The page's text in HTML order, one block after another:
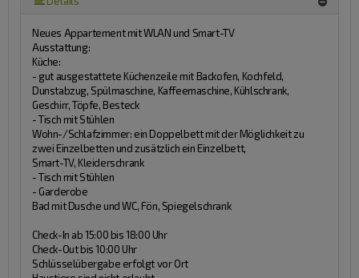
Neues Appartement mit WLAN und Smart-TV
Ausstattung:
Küche:
- gut ausgestattete Küchenzeile mit Backofen, Kochfeld,
Dunstabzug, Spülmaschine, Kaffeemaschine, Kühlschrank,
Geschirr, Töpfe, Besteck
- Tisch mit Stühlen
Wohn-/Schlafzimmer: ein Doppelbett mit der Möglichkeit zu
zwei Einzelbetten und zusätzlich ein Einzelbett,
Smart-TV, Kleiderschrank
- Tisch mit Stühlen
- Garderobe
Bad mit Dusche und WC, Fön, Spiegelschrank
Check-In ab 15:00 bis 18:00 Uhr
Check-Out bis 10:00 Uhr
Schlüsselübergabe erfolgt vor Ort